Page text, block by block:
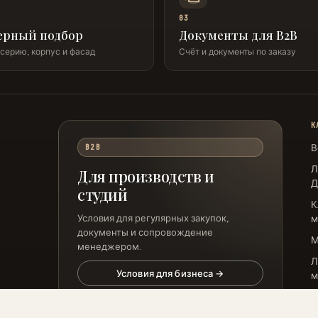
подбор
корпус и фасад
03
Документы для B2B
Счёт и документы по заказу
B2B
Для производств и
студий
Условия для регулярных закупок,
документы и сопровождение
менеджером.
Условия для бизнеса →